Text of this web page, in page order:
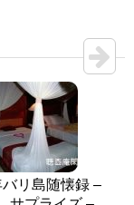
リ島随懐録 –